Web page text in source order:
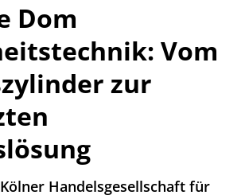
Dom
Vom
zur
Handelsgesellschaft für